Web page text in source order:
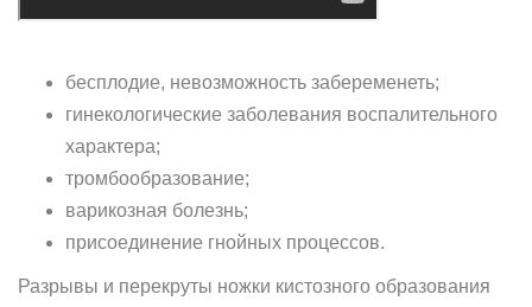
бесплодие, невозможность забеременеть;
гинекологические заболевания воспалительного
характера;
тромбообразование;
варикозная болезнь;
присоединение гнойных процессов.
Разрывы и перекруты ножки кистозного образования